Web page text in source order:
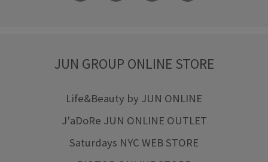
JUN GROUP ONLINE STORE
Life&Beauty by JUN ONLINE
J'aDoRe JUN ONLINE OUTLET
Saturdays NYC WEB STORE